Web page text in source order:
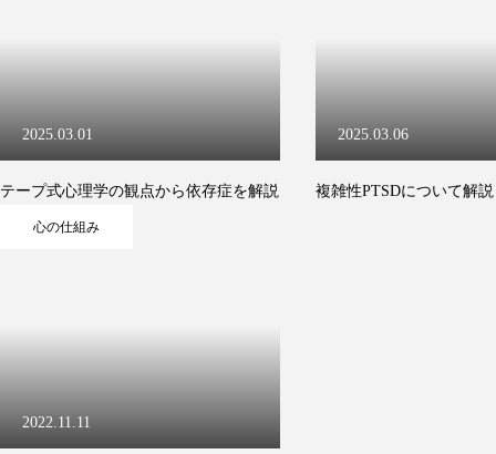
テープ式心理学の観点から依存症を解説
2025.03.01
複雑性PTSDについて解
2025.03.06
心の仕組み
2022.11.11